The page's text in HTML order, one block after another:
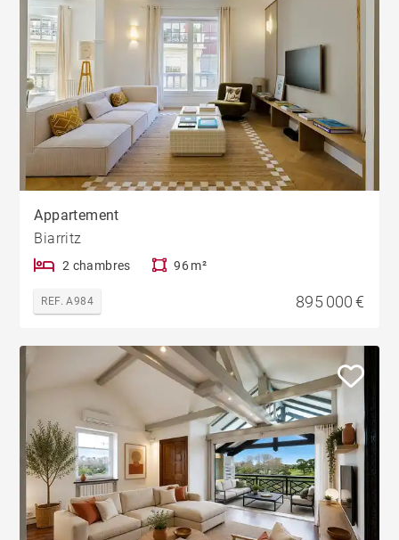
Appartement
Biarritz
2 chambres 96 m²
REF. A984 895 000 €